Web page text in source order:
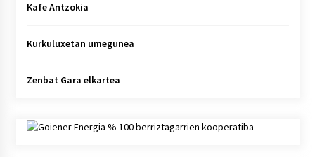
Kafe Antzokia
Kurkuluxetan umegunea
Zenbat Gara elkartea